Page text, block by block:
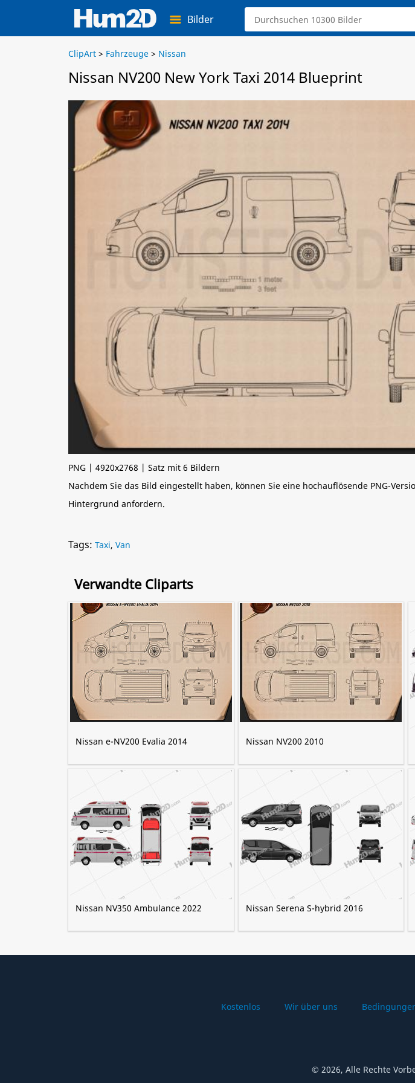
Bilder
ClipArt > Fahrzeuge > Nissan
Nissan NV200 New York Taxi 2014 Blueprint
PNG | 4920x2768 | Satz mit 6 Bildern
Nachdem Sie das Bild eingestellt haben, können Sie eine hochauflösende PNG-
Hintergrund anfordern.
Tags: Taxi, Van
Verwandte Cliparts
Nissan e-NV200 Evalia 2014 Nissan NV200 2010
Nissan NV350 Ambulance 2022 Nissan Serena S-hybrid 2016
Kostenlos Wir über uns
© 2026, Alle Rechte